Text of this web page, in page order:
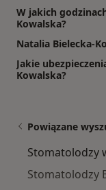
W jakich
Kowalska?
Natalia Bielecka-
Jakie
Kowalska?
Powiązane
Stomatolodzy
Stomatolodzy